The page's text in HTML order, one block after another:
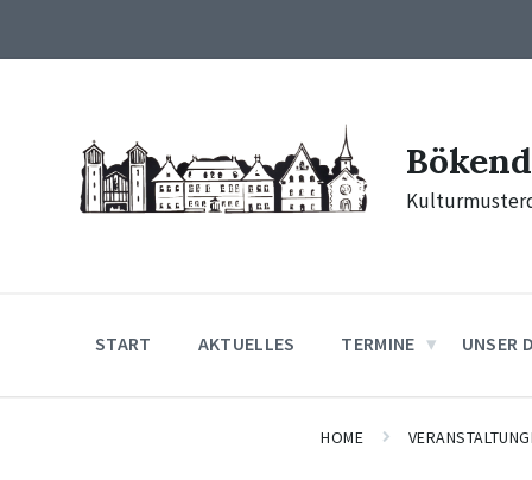
content
main
footer
START AKTUELLES TERMINE UNSER
HOME